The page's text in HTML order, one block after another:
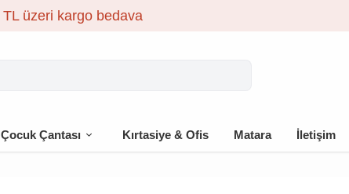
Çocuk Çantası Kırtasiye & Ofis Matara İletişim